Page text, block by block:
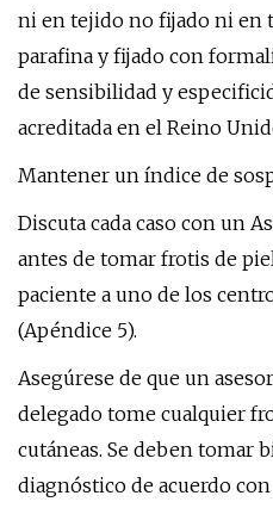
ni en tejido no fijado ni en
parafina y fijado con
de sensibilidad y
acreditada en el Reino
Mantener un índice de
Discuta cada caso con un
antes de tomar frotis de
paciente a uno de los
(Apéndice 5).
Asegúrese de que un
delegado tome cualquier
cutáneas. Se deben tomar
diagnóstico de acuerdo